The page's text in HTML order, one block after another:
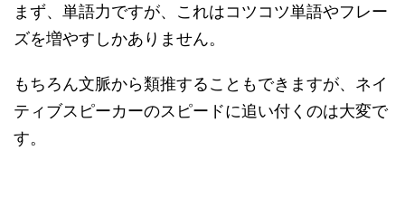
まず、単語力ですが、これはコツコツ単語やフレー
ズを増やすしかありません。
もちろん文脈から類推することもできますが、ネイ
ティブスピーカーのスピードに追い付くのは大変で
す。